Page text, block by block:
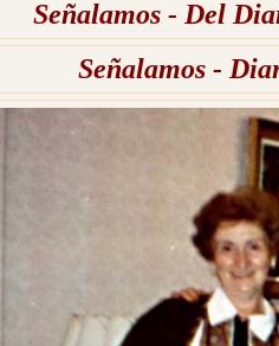
Señalamos - Del
Señalamos -